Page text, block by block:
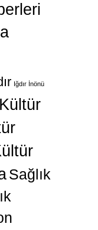
Iğdır İnönü
Kültür
Sağlık